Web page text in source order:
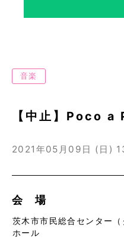
音楽
【中止】Poco a
2021年05月09日 (日)
会 場
茨木市市民総合センター
ホール